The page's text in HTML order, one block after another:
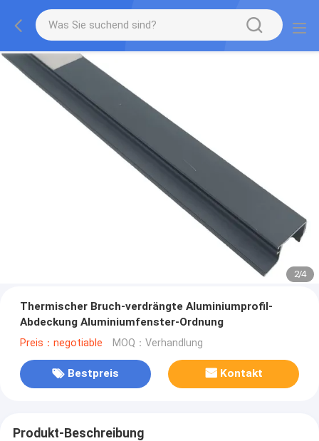
2/4
Thermischer Bruch-verdrängte Aluminiumprofil-
Abdeckung Aluminiumfenster-Ordnung
Preis：negotiable MOQ：Verhandlung
Bestpreis Kontakt
Produkt-Beschreibung